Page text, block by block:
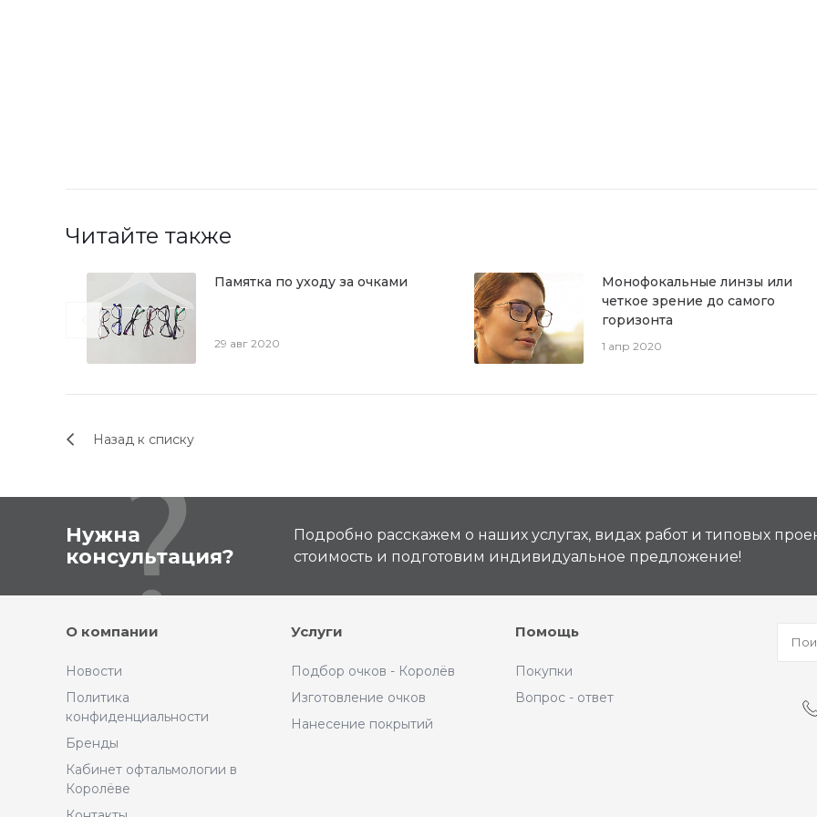
Читайте также
Памятка по уходу за очками
29 авг 2020
Монофокальные линзы или
четкое зрение до самого
горизонта
1 апр 2020
Назад к списку
Нужна
консультация?
Подробно расскажем о наших услугах, видах работ и типовых
стоимость и подготовим индивидуальное предложение!
О компании
Новости
Политика
конфиденциальности
Бренды
Кабинет офтальмологии в
Королёве
Услуги
Подбор очков - Королёв
Изготовление очков
Нанесение покрытий
Помощь
Покупки
Вопрос - ответ